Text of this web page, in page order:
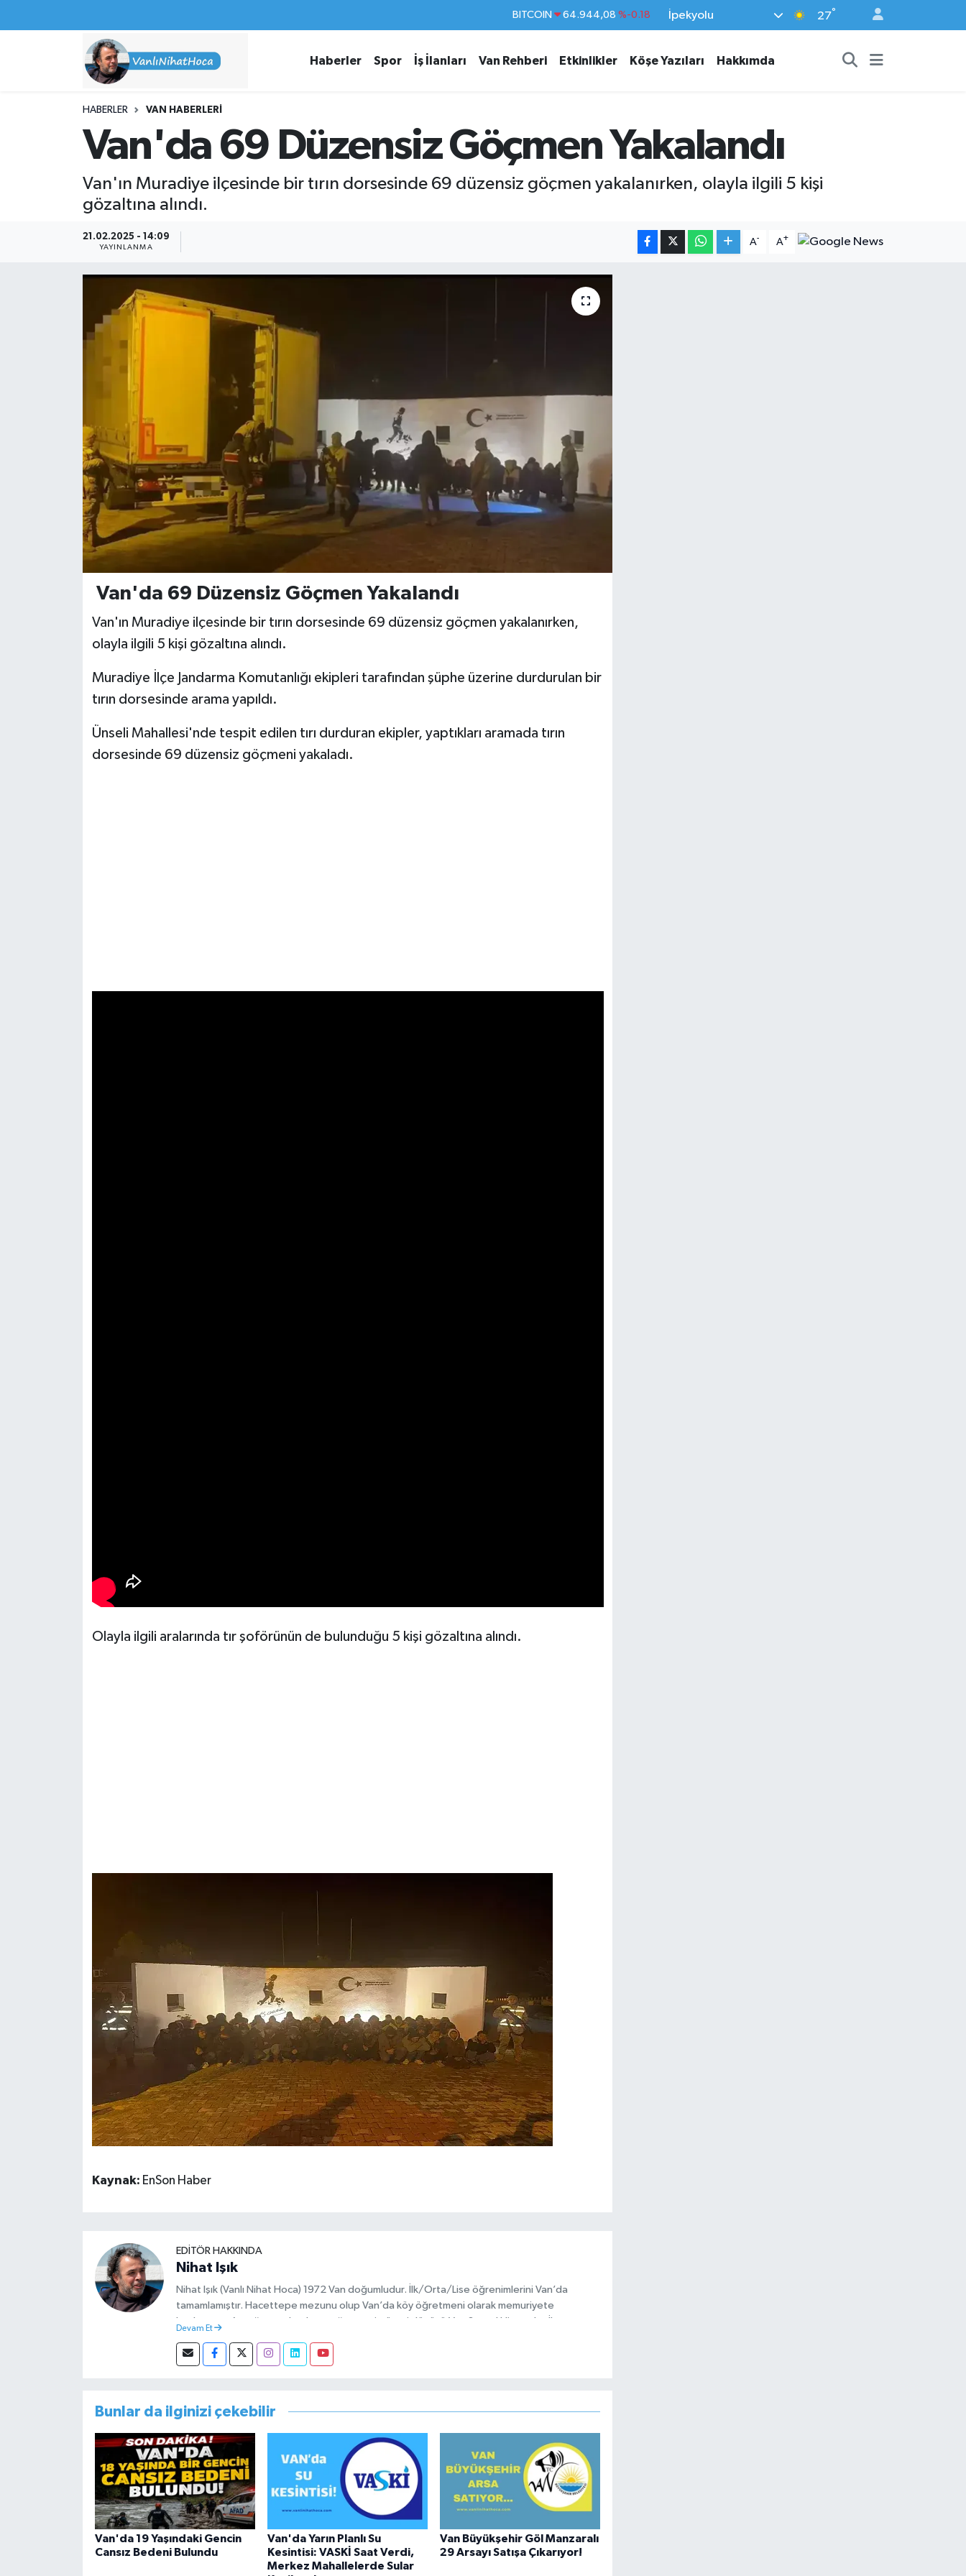
DOLAR 47,7436 %0.18
STERLİN 64,4811 %0.38
BITCOIN 64.944,08 %-0.18
İpekyolu 27°
Haberler Spor İş İlanları Van Rehberi Etkinlikler Köşe Yazıları Hakkımda
HABERLER VAN HABERLERI
Van'da 69 Düzensiz Göçmen Yakalandı
Van'ın Muradiye ilçesinde bir tırın dorsesinde 69 düzensiz göçmen yakalanırken, olayla ilgili 5 kişi
gözaltına alındı.
21.02.2025 - 14:09
YAYINLANMA
A- A+
Van'da 69 Düzensiz Göçmen Yakalandı
Van'ın Muradiye ilçesinde bir tırın dorsesinde 69 düzensiz göçmen yakalanırken,
olayla ilgili 5 kişi gözaltına alındı.
Muradiye İlçe Jandarma Komutanlığı ekipleri tarafından şüphe üzerine durdurulan bir
tırın dorsesinde arama yapıldı.
Ünseli Mahallesi'nde tespit edilen tırı durduran ekipler, yaptıkları aramada tırın
dorsesinde 69 düzensiz göçmeni yakaladı.
Olayla ilgili aralarında tır şoförünün de bulunduğu 5 kişi gözaltına alındı.
Kaynak: EnSon Haber
EDITÖR HAKKINDA
Nihat Işık
Nihat Işık (Vanlı Nihat Hoca) 1972 Van doğumludur. İlk/Orta/Lise öğrenimlerini Van’da
tamamlamıştır. Hacettepe mezunu olup Van’da köy öğretmeni olarak memuriyete
başlamıştır. Asteğmen olarak yaptığı vatani görevi dönüşü Van Sosyal Hizmetler İl
görevini yürütürken istifa edip sosyal medyayı tercih etmiştir.
Devam Et
Bunlar da ilginizi çekebilir
Van'da 19 Yaşındaki Gencin
Cansız Bedeni Bulundu
Van'da Yarın Planlı Su
Kesintisi: VASKİ Saat Verdi,
Merkez Mahallelerde Sular
Van Büyükşehir Göl Manzaralı
29 Arsayı Satışa Çıkarıyor!
Haberler
İş İlanları
Etkinlikler
Köşe Yazıları
Hakkımda
İpekyolu Nöbetçi Eczaneler
İpekyolu Trafik Yoğunluk Haritası
Tüm Manşetler
Son Dakika Haberleri
Haber Arşivi